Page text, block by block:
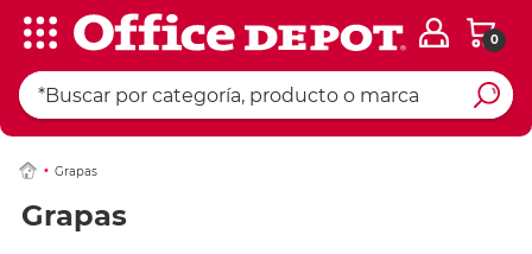
0
Grapas
Grapas